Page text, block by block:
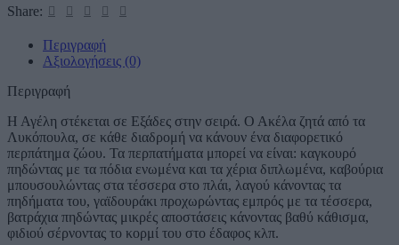
Share:
Περιγραφή
Αξιολογήσεις (0)
Περιγραφή
Η Αγέλη στέκεται σε Εξάδες στην σειρά. Ο Ακέλα ζητά από τα
Λυκόπουλα, σε κάθε διαδρομή να κάνουν ένα διαφορετικό
περπάτημα ζώου. Τα περπατήματα μπορεί να είναι: καγκουρό
πηδώντας με τα πόδια ενωμένα και τα χέρια διπλωμένα, καβούρια
μπουσουλώντας στα τέσσερα στο πλάι, λαγού κάνοντας τα
πηδήματα του, γαϊδουράκι προχωρώντας εμπρός με τα τέσσερα,
βατράχια πηδώντας μικρές αποστάσεις κάνοντας βαθύ κάθισμα,
φιδιού σέρνοντας το κορμί του στο έδαφος κλπ.